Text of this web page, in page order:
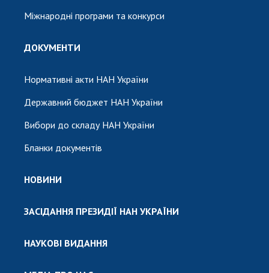
Міжнародні програми та конкурси
ДОКУМЕНТИ
Нормативні акти НАН України
Державний бюджет НАН України
Вибори до складу НАН України
Бланки документів
НОВИНИ
ЗАСІДАННЯ ПРЕЗИДІЇ НАН УКРАЇНИ
НАУКОВІ ВИДАННЯ